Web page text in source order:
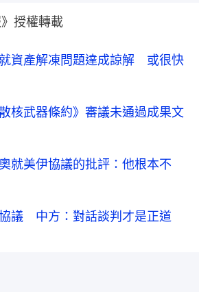
授權轉載
資產解凍問題達成諒解 或很快
核武器條約》審議未通過成果文
就美伊協議的批評：他根本不
議 中方：對話談判才是正道